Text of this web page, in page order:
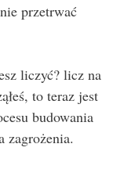
przetrwać
liczyć? licz na
to teraz jest
budowania
zagrożenia.